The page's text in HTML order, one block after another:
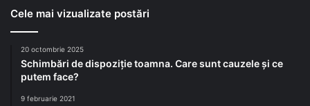
Cele mai vizualizate postări
20 octombrie 2025
Schimbări de dispoziție toamna. Care sunt cauzele și ce
putem face?
9 februarie 2021